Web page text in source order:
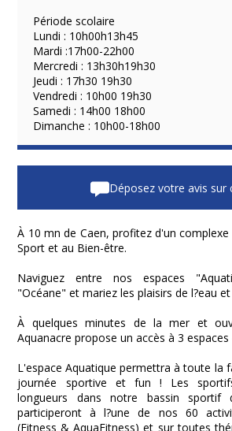
À 10 mn de Caen, profitez d'un complexe
Sport et au Bien-être.
Naviguez entre nos espaces
"Océane" et mariez les plaisirs de l?eau
À quelques minutes de la mer et
Aquanacre propose un accès à 3
L'espace Aquatique permettra à toute la
journée sportive et fun ! Les
longueurs dans notre bassin
participeront à l?une de nos 60
(Fitness & AquaFitness) et sur toutes
Période scolaire
Lundi : 10h00h13h45
Mardi :17h00-22h00
Mercredi : 13h30h19h30
Jeudi : 17h30 19h30
Vendredi : 10h00 19h30
Samedi : 14h00 18h00
Dimanche : 10h00-18h00
Déposez votre avis sur